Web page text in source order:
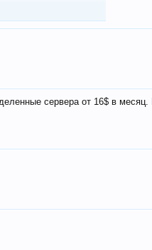
сервера от 16$ в месяц.